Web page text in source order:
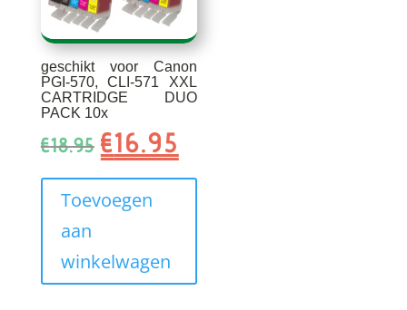
geschikt voor Canon
PGI-570, CLI-571 XXL
CARTRIDGE DUO
PACK 10x
€18.95 Oorspronkelijke
prijs
was:
€18.95.
€16.95
prijs
is:
Toevoegen
aan
winkelwagen